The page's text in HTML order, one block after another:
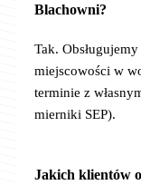
Blachowni?
Tak. Obsługujemy
miejscowości w
terminie z
mierniki SEP).
Jakich klientów